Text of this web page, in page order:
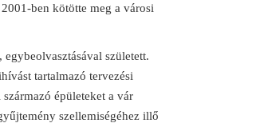
ben kötötte meg a városi
született.
tartalmazó tervezési
épületeket a vár
szellemiségéhez illő